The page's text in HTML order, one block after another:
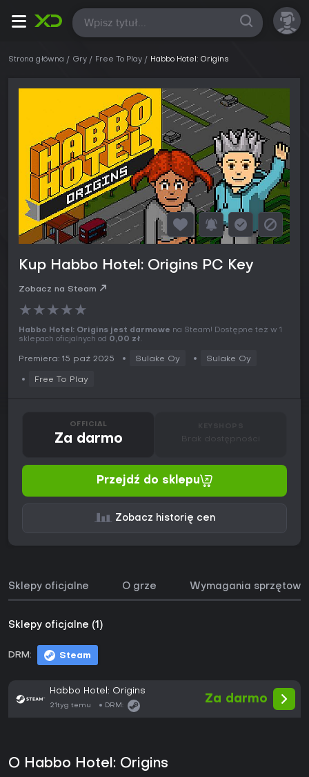
Wszystkie
Strona główna Gry Free To Play Habbo Hotel: Origins
Kup Habbo Hotel: Origins PC Key
Zobacz na Steam
★★★★★
Habbo Hotel: Origins jest darmowe na Steam! Dostępne też w 1
sklepach oficjalnych od 0,00 zł.
Premiera: 15 paź 2025 Sulake Oy Sulake Oy
Free To Play
OFFICIAL
Za darmo Brak dostępności
Przejdź do sklepu
Zobacz historię cen
Sklepy oficjalne O grze Wymagania sprzętowe
Sklepy oficjalne (1)
DRM: Steam
Habbo Hotel: Origins
21tyg temu DRM:
Za darmo
O Habbo Hotel: Origins